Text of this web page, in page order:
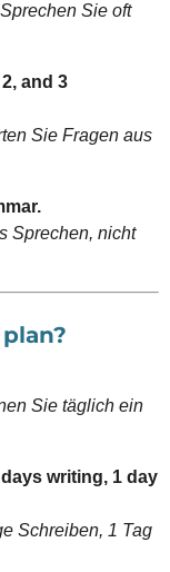
Sie oft
and 3
Sie Fragen aus
Sprechen, nicht
Sie täglich ein
writing, 1 day
Schreiben, 1 Tag